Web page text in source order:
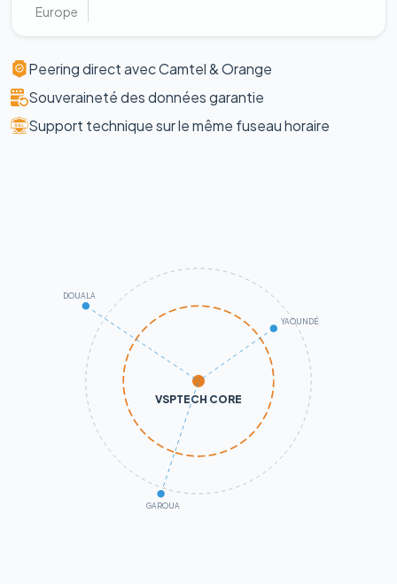
Europe
Peering direct avec Camtel & Orange
Souveraineté des données garantie
Support technique sur le même fuseau horaire
VSPTECH CORE
DOUALA
YAOUNDÉ
GAROUA